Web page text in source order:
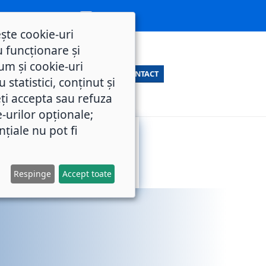
CONTACT
cookie-uri
funcționare și
și cookie-uri
statistici, conținut și
accepta sau refuza
urilor opționale;
nu pot fi
Respinge Accept toate